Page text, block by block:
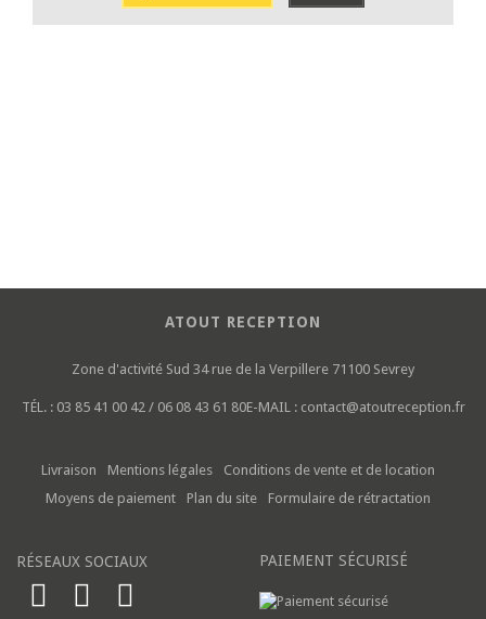
ATOUT RECEPTION
Zone d'activité Sud 34 rue de la Verpillere 71100 Sevrey
TÉL. : 03 85 41 00 42 / 06 08 43 61 80E-MAIL : contact@atoutreception.fr
Livraison Mentions légales
Conditions de vente et de location
Moyens de paiement
Plan du site Formulaire de rétractation
RÉSEAUX SOCIAUX PAIEMENT SÉCURISÉ